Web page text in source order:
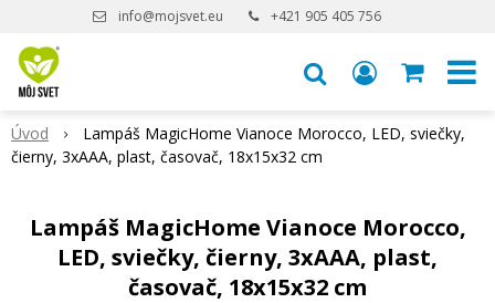
info@mojsvet.eu +421 905 405 756
Úvod
Lampáš MagicHome Vianoce Morocco, LED, sviečky,
čierny, 3xAAA, plast, časovač, 18x15x32 cm
Lampáš MagicHome Vianoce Morocco,
LED, sviečky, čierny, 3xAAA, plast,
časovač, 18x15x32 cm